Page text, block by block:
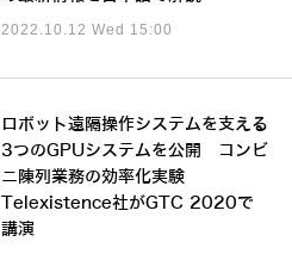
2022.10.12 Wed 15:00
ロボット遠隔操作システムを支える
3つのGPUシステムを公開 コンビ
ニ陳列業務の効率化実験
Telexistence社がGTC 2020で
講演